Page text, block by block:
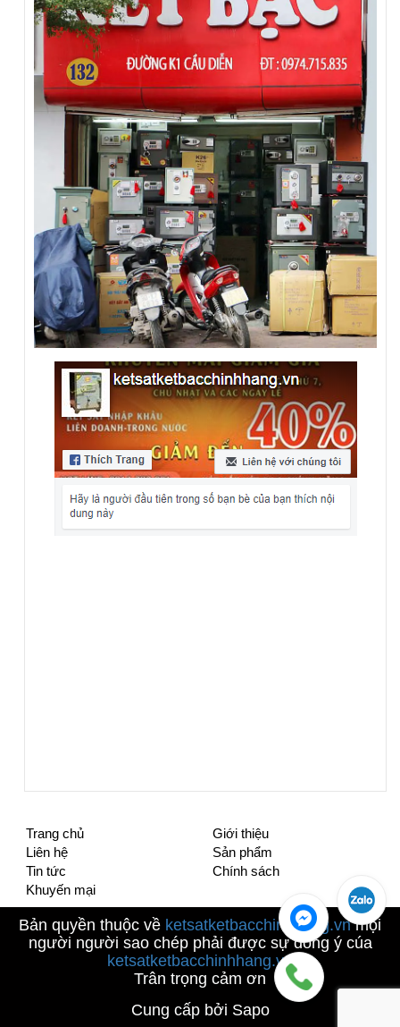
Trang chủ
Giới thiệu
Liên hệ
Sản phẩm
Tin tức
Chính sách
Khuyến mại
Bản quyền thuộc về ketsatketbacchinhhang.vnmọi
người người sao chép phải được sự đống ý cúa
ketsatketbacchinhhang.vn
Trân trọng cảm ơn
Cung cấp bởi Sapo